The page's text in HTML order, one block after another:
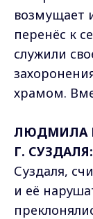
возмущает
перенёс к
служили
храмом.
ЛЮДМИЛА
Г. СУЗДАЛЯ:
Суздаля,
и её